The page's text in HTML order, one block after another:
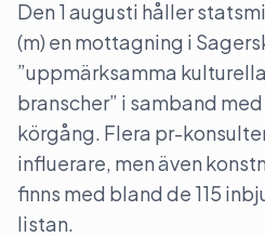
Den 1 augusti håller
(m) en mottagning i
”uppmärksamma
branscher” i samband
körgång. Flera pr-
influerare, men även
finns med bland de 115
listan.